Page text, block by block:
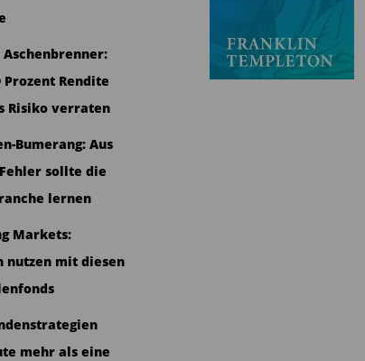
Aschenbrenner:
Prozent Rendite
Risiko verraten
Bumerang: Aus
sollte die
lernen
Markets:
nutzen mit diesen
mehr als eine